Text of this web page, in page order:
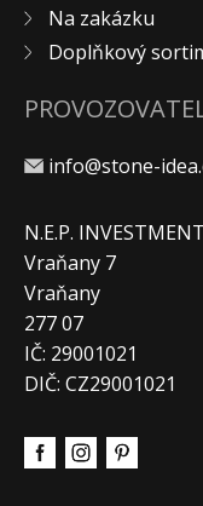
Na zakázku
Doplňkový
info@stone-
N.E.P.
Vraňany 7
Vraňany
277 07
IČ: 29001021
DIČ: CZ29001021